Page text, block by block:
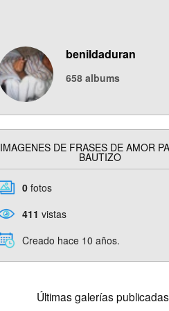
benildaduran
658 albums
IMAGENES DE FRASES DE AMOR
BAUTIZO
0 fotos
411 vistas
Creado hace 10 años.
Últimas galerías publicadas